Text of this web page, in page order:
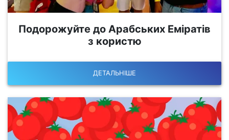
Подорожуйте до Арабських Еміратів
з користю
ДЕТАЛЬНІШЕ